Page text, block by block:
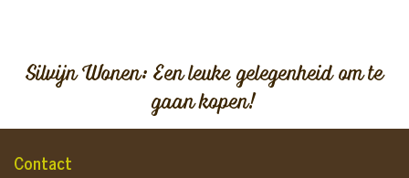
Silvijn Wonen: Een leuke gelegenheid om te
gaan kopen!
Contact